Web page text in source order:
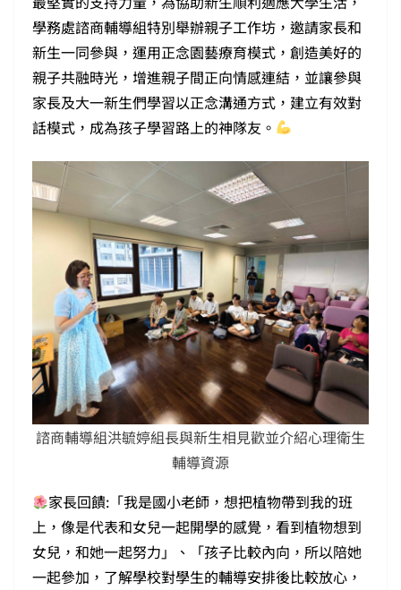
學務處諮商輔導組特別舉辦親子工作坊，邀請家長和
新生一同參與，運用正念園藝療育模式，創造美好的
親子共融時光，增進親子間正向情感連結，並讓參與
家長及大一新生們學習以正念溝通方式，建立有效對
話模式，成為孩子學習路上的神隊友。
諮商輔導組洪毓婷組長與新生相見歡並介紹心理衛生
輔導資源
家長回饋:「我是國小老師，想把植物帶到我的班
上，像是代表和女兒一起開學的感覺，看到植物想到
女兒，和她一起努力」、「孩子比較內向，所以陪她
一起參加，了解學校對學生的輔導安排後比較放心，